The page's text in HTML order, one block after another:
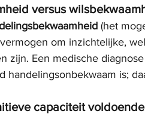
versus
(het
om inzichtelijke,
zijn. Een medische
handelingsonbekwaam is;
capaciteit